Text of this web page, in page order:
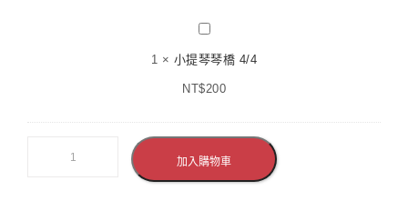
製
小
琴
琴
1 × 小提琴琴橋 4/4
NT$200
加入購物車